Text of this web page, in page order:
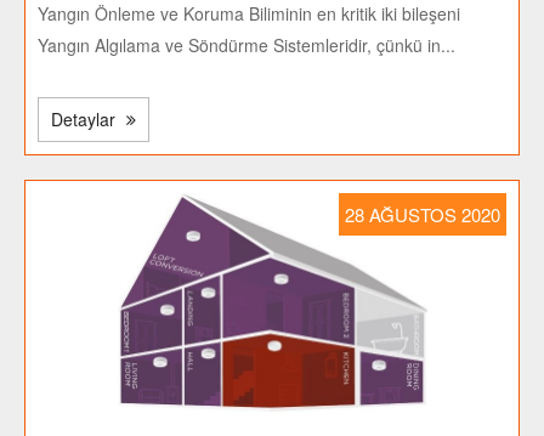
Yangın Önleme ve Koruma Biliminin en kritik iki bileşeni
Yangın Algılama ve Söndürme Sistemleridir, çünkü in...
Detaylar
28 AĞUSTOS 2020